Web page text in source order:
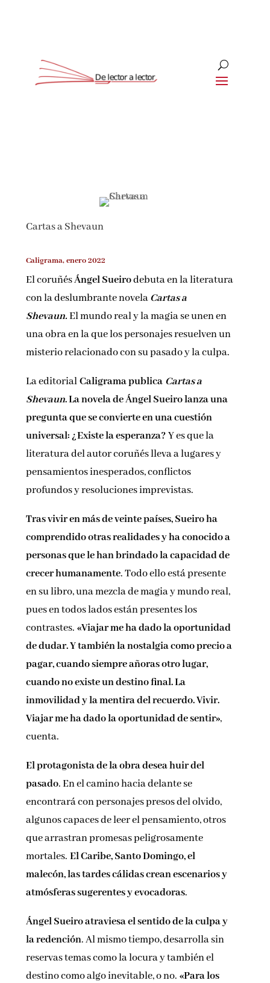
Cartas a Shevaun
Caligrama, enero 2022
El coruñésÁngel Sueirodebuta en la literatura
con la deslumbrante novelaCartas a
Shevaun.El mundo real y la magia se unen en
una obra en la que los personajes resuelven un
misterio relacionado con su pasado y la culpa.
La editorialCaligrama publica Cartas a
Shevaun. La novela de Ángel Sueiro lanza una
pregunta que se convierte en una cuestión
universal: ¿Existe la esperanza? Y es que la
literatura del autor coruñés lleva a lugares y
pensamientos inesperados, conflictos
profundos y resoluciones imprevistas.
Tras vivir en más de veinte países, Sueiro ha
comprendido otras realidades y ha conocido a
personas que le han brindado la capacidad de
crecer humanamente. Todo ello está presente
en su libro, una mezcla de magia y mundo real,
pues en todos lados están presentes los
contrastes.«Viajar me ha dado la oportunidad
de dudar. Y también la nostalgia como precio a
pagar, cuando siempre añoras otro lugar,
cuando no existe un destino final. La
inmovilidad y la mentira del recuerdo. Vivir.
Viajar me ha dado la oportunidad de sentir»,
cuenta.
El protagonista de la obra desea huir del
pasado. En el camino hacia delante se
encontrará con personajes presos del olvido,
algunos capaces de leer el pensamiento, otros
que arrastran promesas peligrosamente
mortales.El Caribe, Santo Domingo, el
malecón, las tardes cálidas crean escenarios y
atmósferas sugerentes y evocadoras.
Ángel Sueiro atraviesa el sentido de la culpa y
la redención. Al mismo tiempo, desarrolla sin
reservas temas como la locura y también el
destino como algo inevitable, o no.«Para los
Suscríbete
Únete a nuestra comunidad de amantes de la
Nombre*
de privacidad